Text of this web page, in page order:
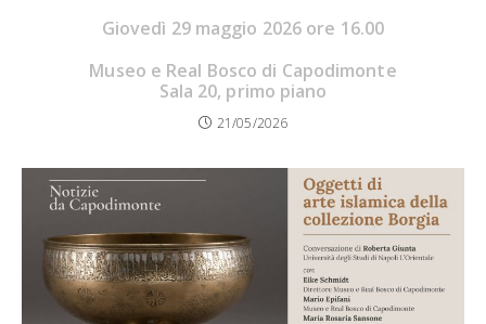
Giovedì 29 maggio 2026 ore 16.00
Museo e Real Bosco di Capodimonte
Sala 20, primo piano
21/05/2026